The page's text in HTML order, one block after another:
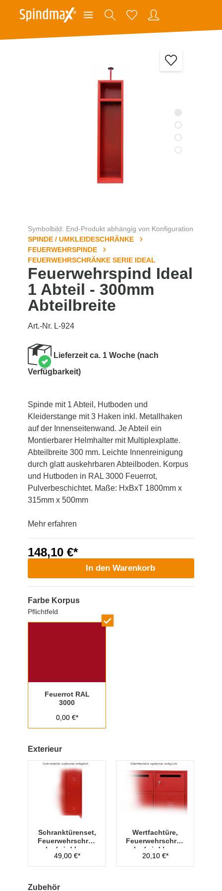
Symbolbild: End-Produkt abhängig von Konfiguration
SPINDE / UMKLEIDESCHRÄNKE
FEUERWEHRSPINDE
FEUERWEHRSCHRÄNKE SERIE IDEAL
Feuerwehrspind Ideal
1 Abteil - 300mm
Abteilbreite
Art.-Nr. L-924
Lieferzeit ca. 1 Woche (nach
Verfügbarkeit)
Spinde mit 1 Abteil, Hutboden und
Kleiderstange mit 3 Haken inkl. Metallhaken
auf der Innenseitenwand. Je Abteil ein
Montierbarer Helmhalter mit Multiplexplatte.
Abteilbreite 300 mm. Leichte Innenreinigung
durch glatt auskehrbaren Abteilboden. Korpus
und Hutboden in RAL 3000 Feuerrot,
Pulverbeschichtet. Maße: HxBxT 1800mm x
315mm x 500mm
Mehr erfahren
148,10 €*
In den Warenkorb
Farbe Korpus
Pflichtfeld
Feuerrot RAL
3000
0,00 €*
Exterieur
Schranktürenset,
Feuerwehrschrän
ke (wird lose
beigelegt)
49,00 €*
Wertfachtüre,
Feuerwehrschrän
ke (wird lose
beigelegt)
20,10 €*
Zubehör